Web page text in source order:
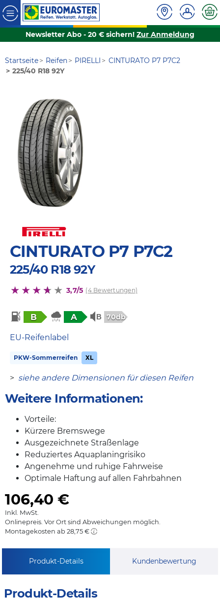
Newsletter Abo - 20 € sichern! Zur Anmeldung
Startseite Reifen PIRELLI
CINTURATO P7 P7C2
225/40 R18 92Y
CINTURATO P7 P7C2
225/40 R18 92Y
3,7/5 (4 Bewertungen)
B A 70db
EU-Reifenlabel
PKW-Sommerreifen XL
> siehe andere Dimensionen für diesen Reifen
Weitere Informationen:
Vorteile:
Kürzere Bremswege
Ausgezeichnete Straßenlage
Reduziertes Aquaplaningrisiko
Angenehme und ruhige Fahrweise
Optimale Haftung auf allen Fahrbahnen
106,40 €
Inkl. MwSt.
Onlinepreis. Vor Ort sind Abweichungen möglich.
Montagekosten ab 28,75 €
Produkt-Details Kundenbewertung
Produkt-Details